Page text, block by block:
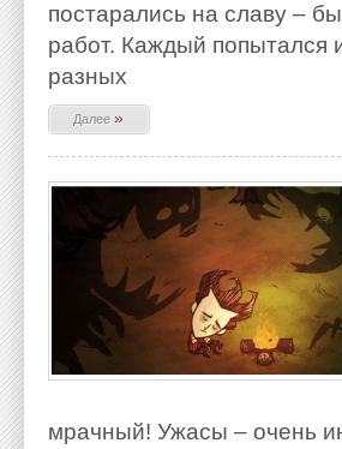
постарались на славу –
работ. Каждый попытался
разных
Далее»
мрачный! Ужасы – очень